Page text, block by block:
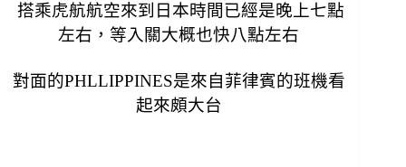
搭乘虎航航空來到日本時間已經是晚上七點
左右，等入關大概也快八點左右
對面的PHLLIPPINES是來自菲律賓的班機看
起來頗大台